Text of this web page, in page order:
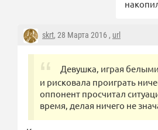
skrt, 28 Марта 2016 , url
Девушка, играя
и рисковала проиграть
оппонент просчитал
время, делая ничего не